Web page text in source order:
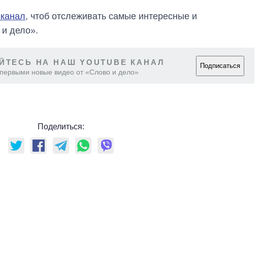
, чтоб отслеживать самые интересные и
дело».
НА НАШ YOUTUBE КАНАЛ
новые видео от «Слово и дело»
Подписаться
Поделиться: